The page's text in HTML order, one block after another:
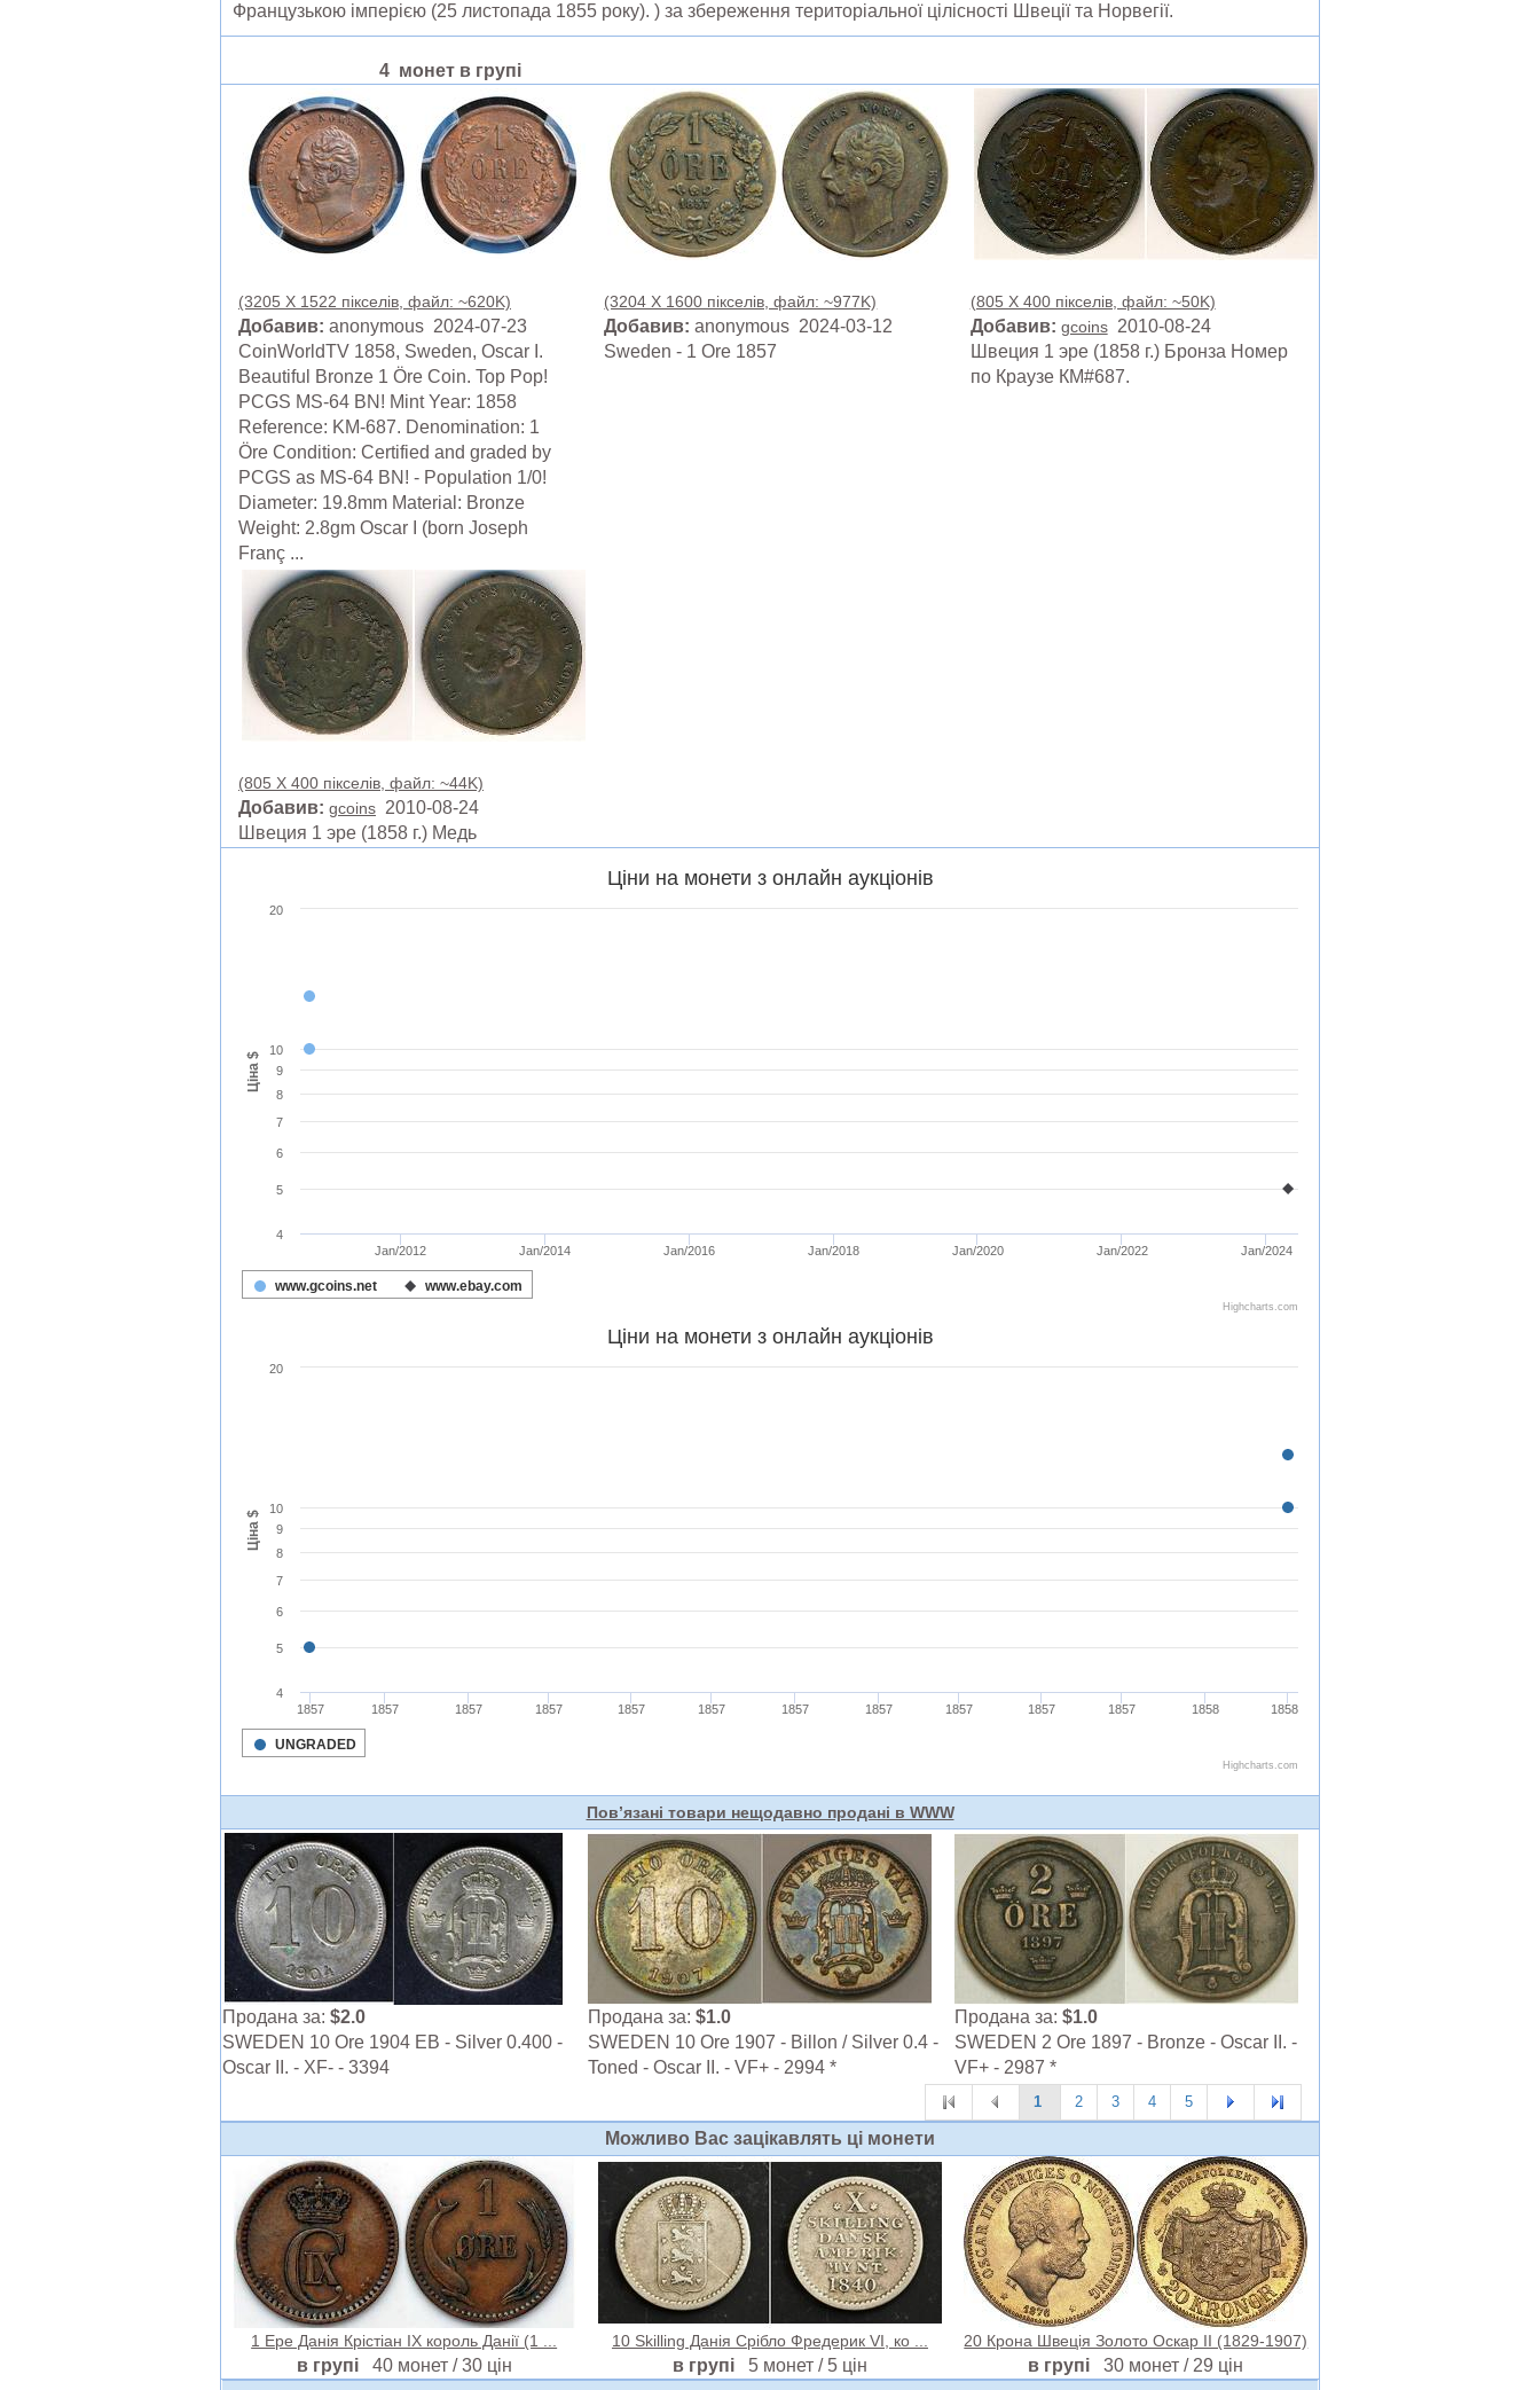
Французькою імперією (25 листопада 1855 року). ) за збереження територіальної цілісності Швеції та Норвегії.
4 монет в групі
(3205 X 1522 пікселів, файл: ~620K)
Добавив: anonymous 2024-07-23
CoinWorldTV 1858, Sweden, Oscar I.
Beautiful Bronze 1 Öre Coin. Top Pop!
PCGS MS-64 BN! Mint Year: 1858
Reference: KM-687. Denomination: 1
Öre Condition: Certified and graded by
PCGS as MS-64 BN! - Population 1/0!
Diameter: 19.8mm Material: Bronze
Weight: 2.8gm Oscar I (born Joseph
Franç ...
(3204 X 1600 пікселів, файл: ~977K)
Добавив: anonymous 2024-03-12
Sweden - 1 Ore 1857
(805 X 400 пікселів, файл: ~50K)
Добавив: gcoins2010-08-24
Швеция 1 эре (1858 г.) Бронза Номер
по Краузе КМ#687.
(805 X 400 пікселів, файл: ~44K)
Добавив: gcoins 2010-08-24
Швеция 1 эре (1858 г.) Медь
Пов’язані товари нещодавно продані в WWW
Продана за: $2.0
SWEDEN 10 Ore 1904 EB - Silver 0.400 -
Oscar II. - XF- - 3394
Продана за:$1.0
SWEDEN 10 Ore 1907 - Billon / Silver 0.4 -
Toned - Oscar II. - VF+ - 2994 *
Продана за: $1.0
SWEDEN 2 Ore 1897 - Bronze - Oscar II. -
VF+ - 2987 *
1 2 3 4 5
Можливо Вас зацiкавлять цi монети
1 Ере Данія Крістіан IX король Данії (1 ...
в групі 40 монет / 30 цін
10 Skilling Данія Срібло Фредерик VI, ко ...
в групі 5 монет / 5 цін
20 Крона Швеція Золото Оскар II (1829-1907)
в групі30 монет / 29 цін